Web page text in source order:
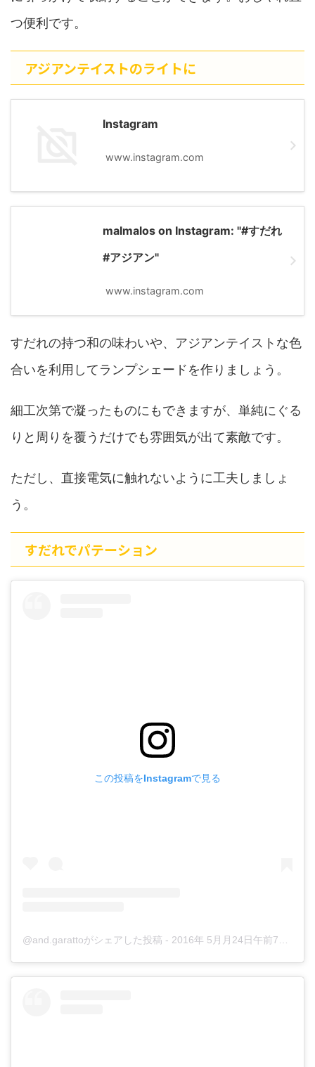
つ便利です。
アジアンテイストのライトに
Instagram
www.instagram.com
malmalos on Instagram: "#すだれ
#アジアン"
www.instagram.com
すだれの持つ和の味わいや、アジアンテイストな色
合いを利用してランプシェードを作りましょう。
細工次第で凝ったものにもできますが、単純にぐる
りと周りを覆うだけでも雰囲気が出て素敵です。
ただし、直接電気に触れないように工夫しましょ
う。
すだれでパテーション
この投稿をInstagramで見る
@and.garattoがシェアした投稿 - 2016年 5月月24日午前7時20分PDT